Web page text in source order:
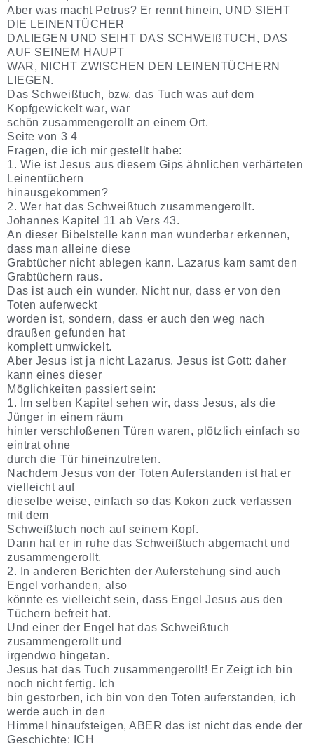
Aber was macht Petrus? Er rennt hinein, UND SIEHT
DIE LEINENTÜCHER
DALIEGEN UND SEIHT DAS SCHWEIßTUCH, DAS
AUF SEINEM HAUPT
WAR, NICHT ZWISCHEN DEN LEINENTÜCHERN
LIEGEN.
Das Schweißtuch, bzw. das Tuch was auf dem
Kopfgewickelt war, war
schön zusammengerollt an einem Ort.
Seite von 3 4
Fragen, die ich mir gestellt habe:
1. Wie ist Jesus aus diesem Gips ähnlichen verhärteten
Leinentüchern
hinausgekommen?
2. Wer hat das Schweißtuch zusammengerollt.
Johannes Kapitel 11 ab Vers 43.
An dieser Bibelstelle kann man wunderbar erkennen,
dass man alleine diese
Grabtücher nicht ablegen kann. Lazarus kam samt den
Grabtüchern raus.
Das ist auch ein wunder. Nicht nur, dass er von den
Toten auferweckt
worden ist, sondern, dass er auch den weg nach
draußen gefunden hat
komplett umwickelt.
Aber Jesus ist ja nicht Lazarus. Jesus ist Gott: daher
kann eines dieser
Möglichkeiten passiert sein:
1. Im selben Kapitel sehen wir, dass Jesus, als die
Jünger in einem räum
hinter verschloßenen Türen waren, plötzlich einfach so
eintrat ohne
durch die Tür hineinzutreten.
Nachdem Jesus von der Toten Auferstanden ist hat er
vielleicht auf
dieselbe weise, einfach so das Kokon zuck verlassen
mit dem
Schweißtuch noch auf seinem Kopf.
Dann hat er in ruhe das Schweißtuch abgemacht und
zusammengerollt.
2. In anderen Berichten der Auferstehung sind auch
Engel vorhanden, also
könnte es vielleicht sein, dass Engel Jesus aus den
Tüchern befreit hat.
Und einer der Engel hat das Schweißtuch
zusammengerollt und
irgendwo hingetan.
Jesus hat das Tuch zusammengerollt! Er Zeigt ich bin
noch nicht fertig. Ich
bin gestorben, ich bin von den Toten auferstanden, ich
werde auch in den
Himmel hinaufsteigen, ABER das ist nicht das ende der
Geschichte: ICH